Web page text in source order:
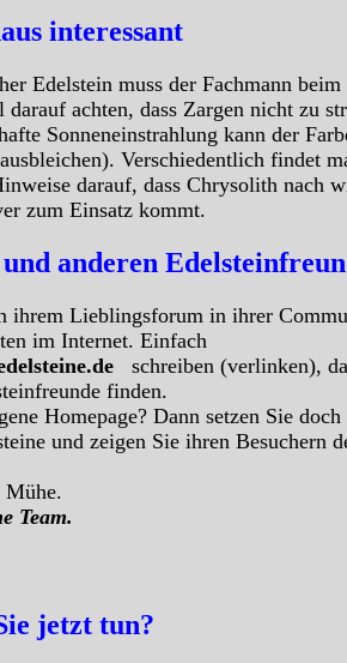
interessant
Edelstein muss der Fachmann beim
darauf achten, dass Zargen nicht zu
Sonneneinstrahlung kann der
Verschiedentlich findet
darauf, dass Chrysolith nach
zum Einsatz kommt.
anderen
ihrem Lieblingsforum in ihrer
im Internet. Einfach
schreiben (verlinken),
finden.
Homepage? Dann setzen Sie doch
und zeigen Sie ihren Besuchern
Team.
jetzt tun?